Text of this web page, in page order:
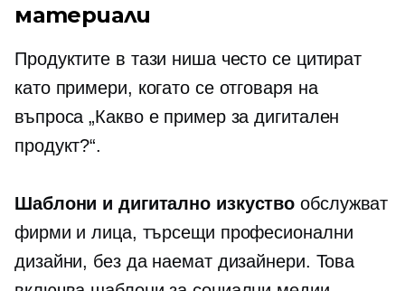
материали
Продуктите в тази ниша често се цитират
като примери, когато се отговаря на
въпроса „Какво е пример за дигитален
продукт?“.
Шаблони и дигитално изкуство обслужват
фирми и лица, търсещи професионални
дизайни, без да наемат дизайнери. Това